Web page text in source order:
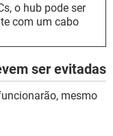
o hub pode ser
com um cabo
ser evitadas
mesmo